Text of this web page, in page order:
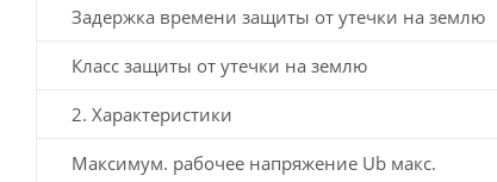
Задержка времени защиты от утечки на землю
Класс защиты от утечки на землю
2. Характеристики
Максимум. рабочее напряжение Ub макс.